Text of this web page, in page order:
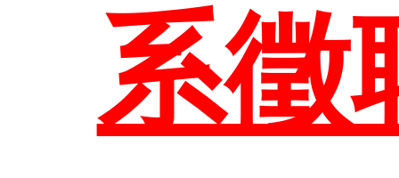
EN
系徵